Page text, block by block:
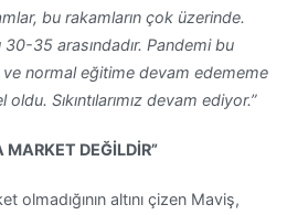
bu rakamların çok üzerinde.
35 arasındadır. Pandemi bu
ve normal eğitime devam edememe
Sıkıntılarımız devam ediyor.”
DEĞİLDİR”
olmadığının altını çizen Maviş,